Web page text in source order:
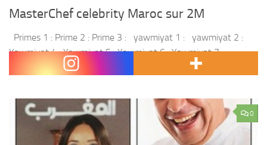
MasterChef celebrity Maroc sur 2M
Primes 1 : Prime 2 : Prime 3 : yawmiyat 1 : yawmiyat 2 :
Yawmiyat 4 : Yawmiyat 5 : Yawmiyat 6 : Yawmiyat 7 :
Rendez vous sur 2M pour...
0